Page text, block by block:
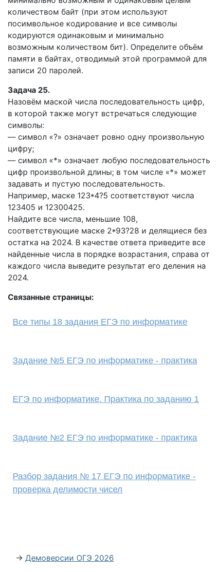
количеством байт (при этом используют
посимвольное кодирование и все символы
кодируются одинаковым и минимально
возможным количеством бит). Определите объём
памяти в байтах, отводимый этой программой для
записи 20 паролей.
Задача 25.
Назовём маской числа последовательность цифр,
в которой также могут встречаться следующие
символы:
— символ «?» означает ровно одну произвольную
цифру;
— символ «*» означает любую последовательность
цифр произвольной длины; в том числе «*» может
задавать и пустую последовательность.
Например, маске 123*4?5 соответствуют числа
123405 и 12300425.
Найдите все числа, меньшие 108,
соответствующие маске 2*93?28 и делящиеся без
остатка на 2024. В качестве ответа приведите все
найденные числа в порядке возрастания, справа от
каждого числа выведите результат его деления на
2024.
Связанные страницы:
Все типы 18 задания ЕГЭ по информатике
Задание №5 ЕГЭ по информатике - практика
ЕГЭ по информатике. Практика по заданию 1
Задание №2 ЕГЭ по информатике - практика
Разбор задания № 17 ЕГЭ по информатике -
проверка делимости чисел
→ Демоверсии ОГЭ 2026